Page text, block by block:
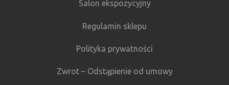
Salon ekspozycyjny
Regulamin sklepu
Polityka prywatności
Zwrot – Odstąpienie od umowy